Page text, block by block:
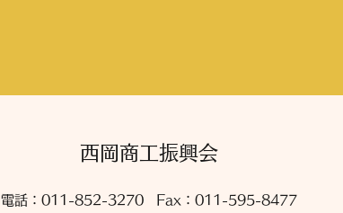
西岡商工振興会
電話：011-852-3270 Fax：011-595-8477